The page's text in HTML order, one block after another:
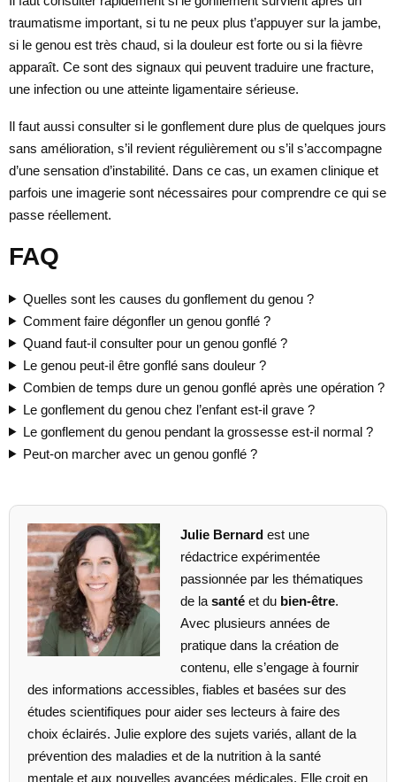
traumatisme important, si tu ne peux plus t’appuyer sur la jambe,
si le genou est très chaud, si la douleur est forte ou si la fièvre
apparaît. Ce sont des signaux qui peuvent traduire une fracture,
une infection ou une atteinte ligamentaire sérieuse.
Il faut aussi consulter si le gonflement dure plus de quelques jours
sans amélioration, s’il revient régulièrement ou s’il s’accompagne
d’une sensation d’instabilité. Dans ce cas, un examen clinique et
parfois une imagerie sont nécessaires pour comprendre ce qui se
passe réellement.
FAQ
Quelles sont les causes du gonflement du genou ?
Comment faire dégonfler un genou gonflé ?
Quand faut-il consulter pour un genou gonflé ?
Le genou peut-il être gonflé sans douleur ?
Combien de temps dure un genou gonflé après une opération ?
Le gonflement du genou chez l’enfant est-il grave ?
Le gonflement du genou pendant la grossesse est-il normal ?
Peut-on marcher avec un genou gonflé ?
Julie Bernardest une
rédactrice expérimentée
passionnée par les thématiques
de la santéet du bien-être.
Avec plusieurs années de
pratique dans la création de
contenu, elle s’engage à fournir
des informations accessibles, fiables et basées sur des
études scientifiques pour aider ses lecteurs à faire des
choix éclairés. Julie explore des sujets variés, allant de la
prévention des maladies et de la nutrition à la santé
mentale et aux nouvelles avancées médicales. Elle croit en